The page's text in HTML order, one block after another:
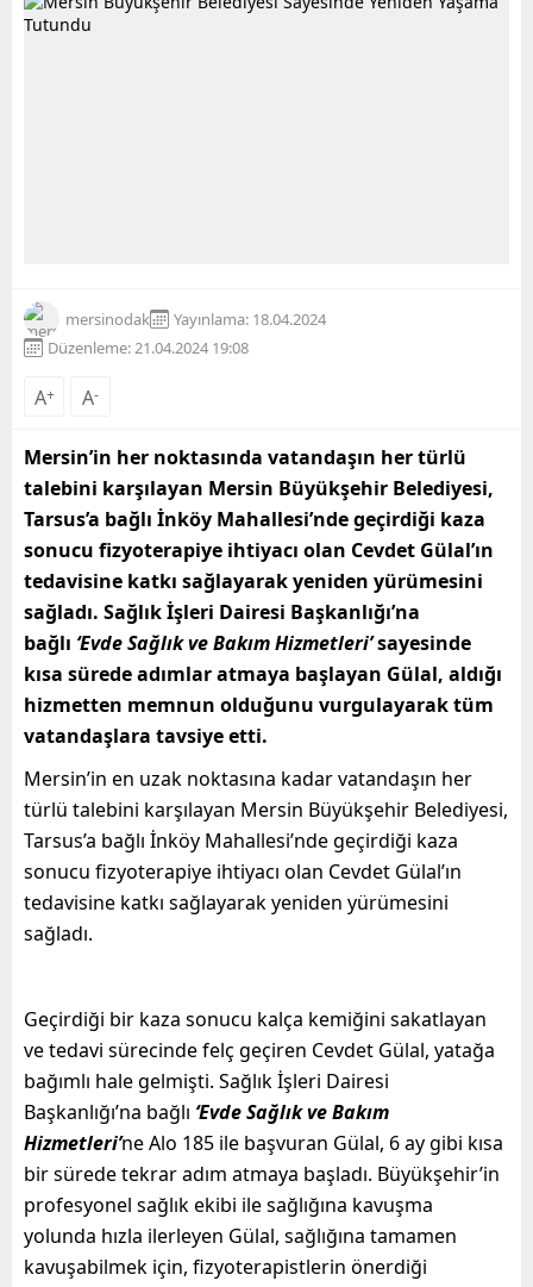
mersinodak
Yayınlama: 18.04.2024
Düzenleme: 21.04.2024 19:08
A+ A-
Mersin’in her noktasında vatandaşın her türlü
talebini karşılayan Mersin Büyükşehir Belediyesi,
Tarsus’a bağlı İnköy Mahallesi’nde geçirdiği kaza
sonucu fizyoterapiye ihtiyacı olan Cevdet Gülal’ın
tedavisine katkı sağlayarak yeniden yürümesini
sağladı. Sağlık İşleri Dairesi Başkanlığı’na
bağlı ‘Evde Sağlık ve Bakım Hizmetleri’sayesinde
kısa sürede adımlar atmaya başlayan Gülal, aldığı
hizmetten memnun olduğunu vurgulayarak tüm
vatandaşlara tavsiye etti.
Mersin’in en uzak noktasına kadar vatandaşın her
türlü talebini karşılayan Mersin Büyükşehir Belediyesi,
Tarsus’a bağlı İnköy Mahallesi’nde geçirdiği kaza
sonucu fizyoterapiye ihtiyacı olan Cevdet Gülal’ın
tedavisine katkı sağlayarak yeniden yürümesini
sağladı.
Geçirdiği bir kaza sonucu kalça kemiğini sakatlayan
ve tedavi sürecinde felç geçiren Cevdet Gülal, yatağa
bağımlı hale gelmişti. Sağlık İşleri Dairesi
Başkanlığı’na bağlı ‘Evde Sağlık ve Bakım
Hizmetleri’ne Alo 185 ile başvuran Gülal, 6 ay gibi kısa
bir sürede tekrar adım atmaya başladı. Büyükşehir’in
profesyonel sağlık ekibi ile sağlığına kavuşma
yolunda hızla ilerleyen Gülal, sağlığına tamamen
kavuşabilmek için, fizyoterapistlerin önerdiği